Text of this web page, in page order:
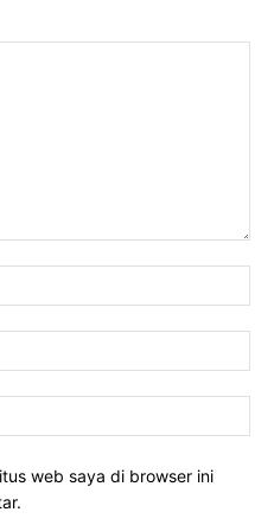
web saya di browser ini